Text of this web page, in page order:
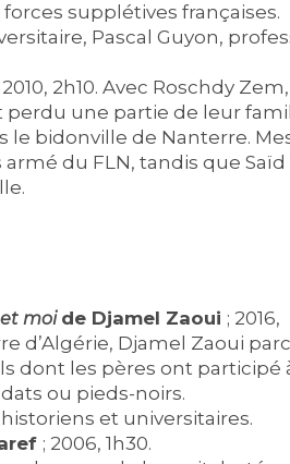
supplétives françaises.
Pascal Guyon,
2010, 2h10. Avec Roschdy
perdu une partie de leur
le bidonville de Nanterre.
du FLN, tandis que Saïd
et moi de Djamel Zaoui ; 2016,
d’Algérie, Djamel Zaoui
dont les pères ont participé
ou pieds-noirs.
et universitaires.
; 2006, 1h30.